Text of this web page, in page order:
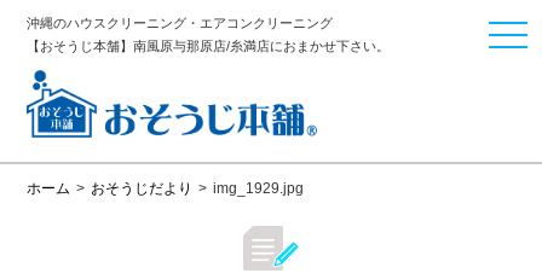
沖縄のハウスクリーニング・エアコンクリーニング
【おそうじ本舗】南風原与那原店/糸満店におまかせ下さい。
ホーム > おそうじだより > img_1929.jpg